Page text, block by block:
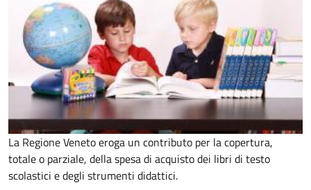
La Regione Veneto eroga un contributo per la copertura,
totale o parziale, della spesa di acquisto dei libri di testo
scolastici e degli strumenti didattici.